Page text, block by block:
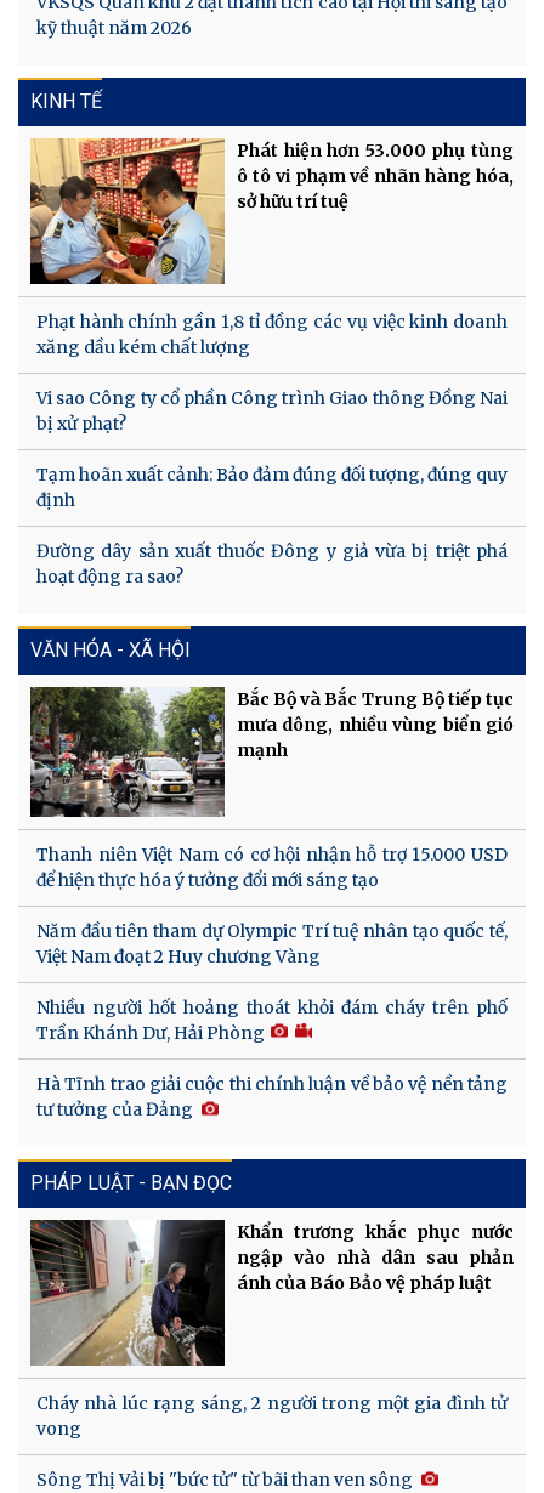
kỹ thuật năm 2026
KINH TẾ
Phát hiện hơn 53.000 phụ tùng
ô tô vi phạm về nhãn hàng hóa,
sở hữu trí tuệ
Phạt hành chính gần 1,8 tỉ đồng các vụ việc kinh doanh
xăng dầu kém chất lượng
Vi sao Công ty cổ phần Công trình Giao thông Đồng Nai
bị xử phạt?
Tạm hoãn xuất cảnh: Bảo đảm đúng đối tượng, đúng quy
định
Đường dây sản xuất thuốc Đông y giả vừa bị triệt phá
hoạt động ra sao?
VĂN HÓA - XÃ HỘI
Bắc Bộ và Bắc Trung Bộ tiếp tục
mưa dông, nhiều vùng biển gió
mạnh
Thanh niên Việt Nam có cơ hội nhận hỗ trợ 15.000 USD
để hiện thực hóa ý tưởng đổi mới sáng tạo
Năm đầu tiên tham dự Olympic Trí tuệ nhân tạo quốc tế,
Việt Nam đoạt 2 Huy chương Vàng
Nhiều người hốt hoảng thoát khỏi đám cháy trên phố
Trần Khánh Dư, Hải Phòng
Hà Tĩnh trao giải cuộc thi chính luận về bảo vệ nền tảng
tư tưởng của Đảng
PHÁP LUẬT - BẠN ĐỌC
Khẩn trương khắc phục nước
ngập vào nhà dân sau phản
ánh của Báo Bảo vệ pháp luật
Cháy nhà lúc rạng sáng, 2 người trong một gia đình tử
vong
Sông Thị Vải bị "bức tử" từ bãi than ven sông